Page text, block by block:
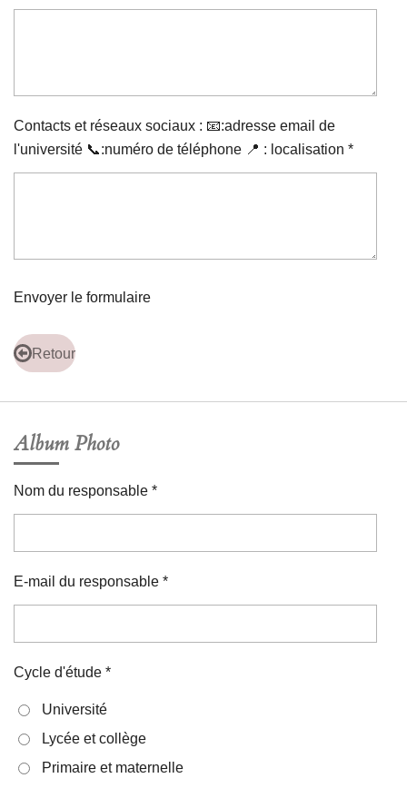
Contacts et réseaux sociaux : 📧:adresse email de
l'université 📞:numéro de téléphone 📍 : localisation *
Envoyer le formulaire
Retour
Album Photo
Nom du responsable *
E-mail du responsable *
Cycle d'étude *
Université
Lycée et collège
Primaire et maternelle